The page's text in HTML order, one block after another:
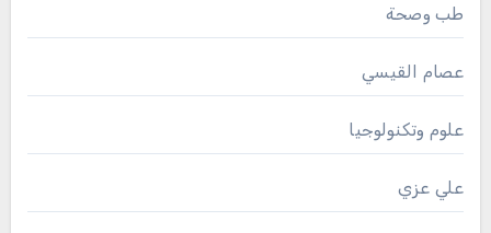
طب وصحة
عصام القيسي
علوم وتكنولوجيا
علي عزي